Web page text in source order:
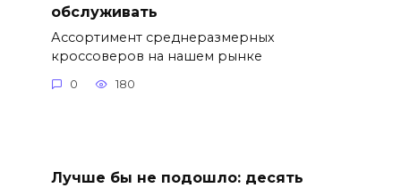
обслуживать
Ассортимент среднеразмерных
кроссоверов на нашем рынке
0 180
Лучше бы не подошло: десять